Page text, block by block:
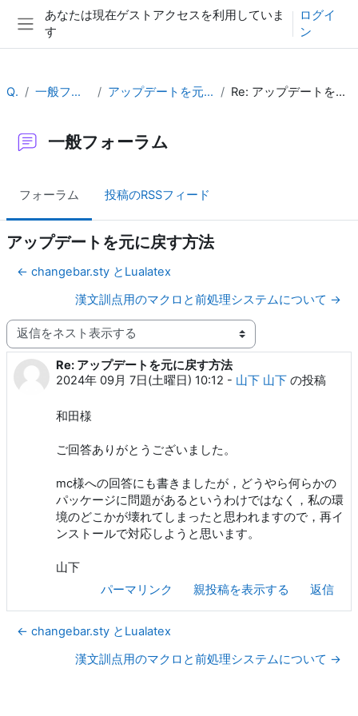
メインコンテンツへスキップする
サイドパネル
あなたは現在ゲストアクセスを利用していま
す
ログイ
ン
QA 一般フォーラム アップデートを元に戻す方法 Re: アップデートを元に戻す方法
一般フォーラム
フォーラム 投稿のRSSフィード
アップデートを元に戻す方法
← changebar.sty とLualatex
漢文訓点用のマクロと前処理システムについて →
表示モード
Re: アップデートを元に戻す方法
2024年 09月 7日(土曜日) 10:12 - 山下 山下 の投稿
返信数: 0
和田様
ご回答ありがとうございました。
mc様への回答にも書きましたが，どうやら何らかの
パッケージに問題があるというわけではなく，私の環
境のどこかが壊れてしまったと思われますので，再イ
ンストールで対応しようと思います。
山下
パーマリンク
親投稿を表示する 返信
← changebar.sty とLualatex
漢文訓点用のマクロと前処理システムについて →